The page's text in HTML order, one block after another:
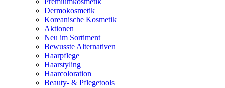
Dermokosmetik
Koreanische Kosmetik
Aktionen
Neu im Sortiment
Bewusste Alternativen
Haarpflege
Haarstyling
Haarcoloration
Beauty- & Pflegetools